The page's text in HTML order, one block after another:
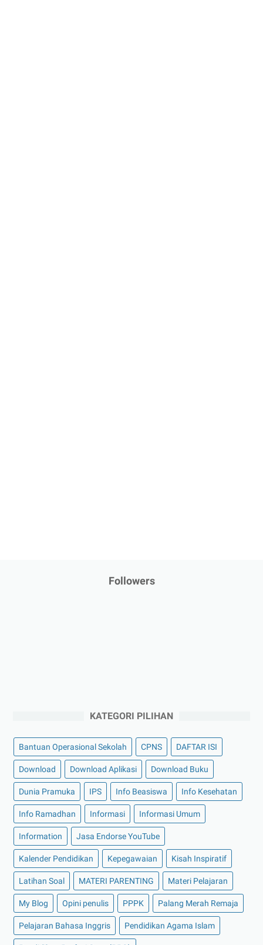
Followers
KATEGORI PILIHAN
Bantuan Operasional Sekolah CPNS DAFTAR ISI
Download Download Aplikasi Download Buku
Dunia Pramuka IPS Info Beasiswa Info Kesehatan
Info Ramadhan Informasi Informasi Umum
Information Jasa Endorse YouTube
Kalender Pendidikan Kepegawaian Kisah Inspiratif
Latihan Soal MATERI PARENTING Materi Pelajaran
My Blog Opini penulis PPPK Palang Merah Remaja
Pelajaran Bahasa Inggris Pendidikan Agama Islam